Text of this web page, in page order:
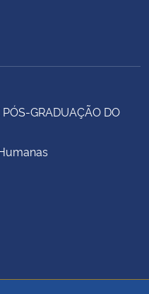
GRADUAÇÃO DO